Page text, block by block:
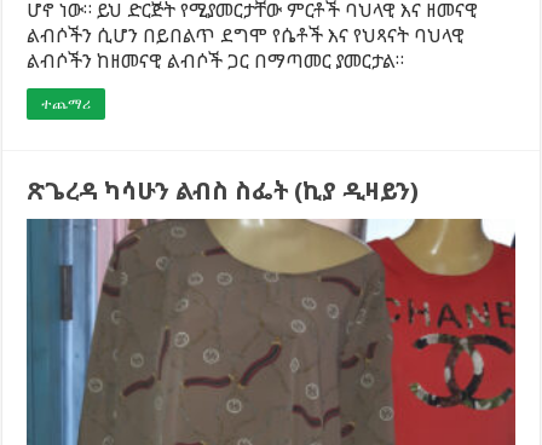
ሆኖ ነው። ይህ ድርጅት የሚያመርታቸው ምርቶች ባህላዊ እና ዘመናዊ
ልብሶችን ሲሆን በይበልጥ ደግሞ የሴቶች እና የህጻናት ባህላዊ
ልብሶችን ከዘመናዊ ልብሶች ጋር በማጣመር ያመርታል።
ተጨማሪ
ጽጌረዳ ካሳሁን ልብስ ስፌት (ኪያ ዲዛይን)